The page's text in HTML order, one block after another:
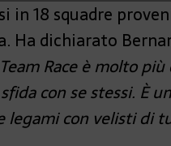
18 squadre
dichiarato
Race è molto
con se stessi. È
legami con velisti di